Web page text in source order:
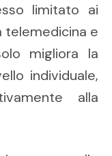
limitato ai
telemedicina e
migliora la
individuale,
alla